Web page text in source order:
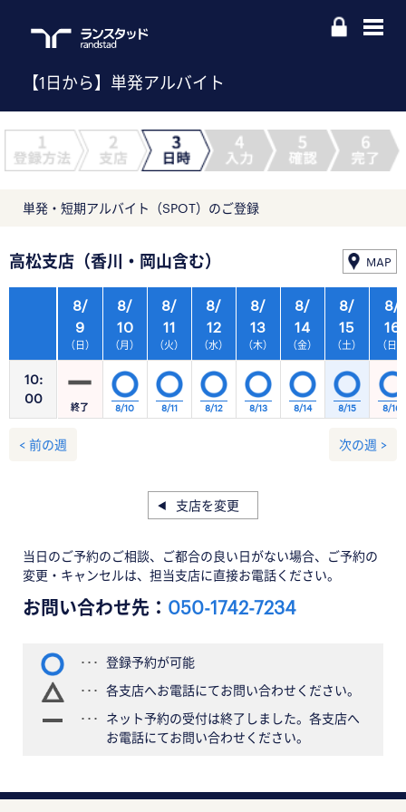
【1日から】単発アルバイト
単発・短期アルバイト（SPOT）のご登録
高松支店（香川・岡山含む） MAP
10:
00
8/
9
（日）
8/
10
（月）
8/
11
（火）
8/
12
（水）
8/
13
（木）
8/
14
（金）
8/
15
（土）
終了 8/10 8/11 8/12 8/13 8/14 8/15
8/
16
（日）
8/16
< 前の週 次の週 >
支店を変更
当日のご予約のご相談、ご都合の良い日がない場合、ご予約の
変更・キャンセルは、担当支店に直接お電話ください。
お問い合わせ先： 050-1742-7234
登録予約が可能
各支店へお電話にてお問い合わせください。
ネット予約の受付は終了しました。各支店へ
お電話にてお問い合わせください。